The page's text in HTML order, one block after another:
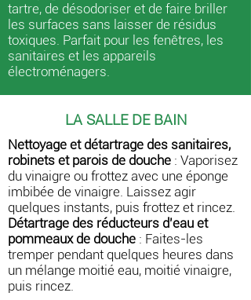
tartre, de désodoriser et de faire briller
les surfaces sans laisser de résidus
toxiques. Parfait pour les fenêtres, les
sanitaires et les appareils
électroménagers.
LA SALLE DE BAIN
Nettoyage et détartrage des sanitaires,
robinets et parois de douche : Vaporisez
du vinaigre ou frottez avec une éponge
imbibée de vinaigre. Laissez agir
quelques instants, puis frottez et rincez.
Détartrage des réducteurs d'eau et
pommeaux de douche : Faites-les
tremper pendant quelques heures dans
un mélange moitié eau, moitié vinaigre,
puis rincez.